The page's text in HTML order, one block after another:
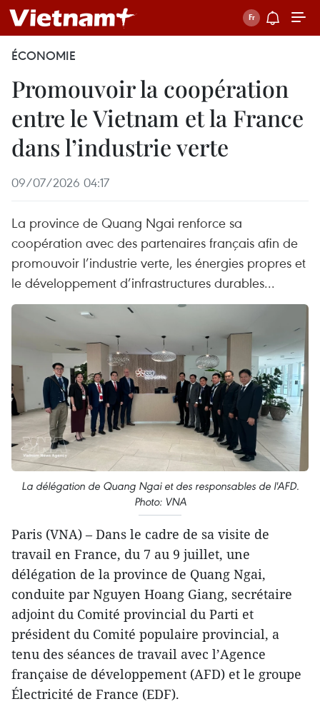
ÉCONOMIE
Promouvoir la coopération
entre le Vietnam et la France
dans l’industrie verte
09/07/2026 04:17
La province de Quang Ngai renforce sa
coopération avec des partenaires français afin de
promouvoir l’industrie verte, les énergies propres et
le développement d’infrastructures durables...
La délégation de Quang Ngai et des responsables de l'AFD.
Photo: VNA
Paris (VNA) – Dans le cadre de sa visite de
travail en France, du 7 au 9 juillet, une
délégation de la province de Quang Ngai,
conduite par Nguyen Hoang Giang, secrétaire
adjoint du Comité provincial du Parti et
président du Comité populaire provincial, a
tenu des séances de travail avec l’Agence
française de développement (AFD) et le groupe
Électricité de France (EDF).